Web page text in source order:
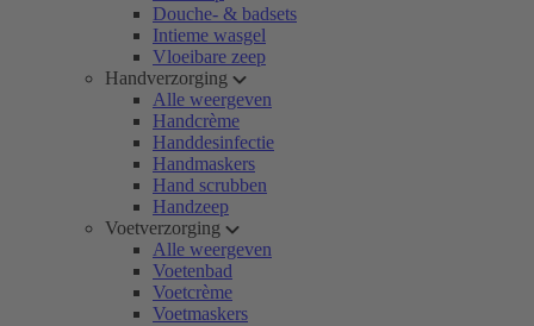
Douche- & badsets
Intieme wasgel
Vloeibare zeep
Handverzorging
Alle weergeven
Handcrème
Handdesinfectie
Handmaskers
Hand scrubben
Handzeep
Voetverzorging
Alle weergeven
Voetenbad
Voetcrème
Voetmaskers